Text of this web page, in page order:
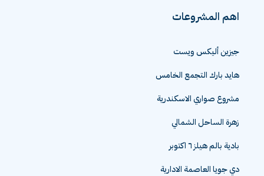
اهم المشروعات
جيزين أليكس ويست
هايد بارك التجمع الخامس
مشروع صواري الاسكندرية
زهرة الساحل الشمالي
بادية بالم هيلز ٦ اكتوبر
دي جويا العاصمة الادارية